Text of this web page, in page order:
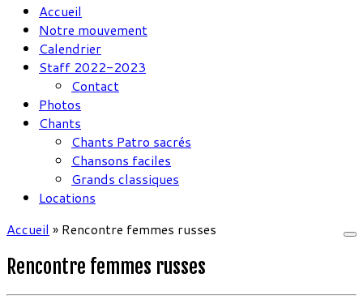
Accueil
Notre mouvement
Calendrier
Staff 2022-2023
Contact
Photos
Chants
Chants Patro sacrés
Chansons faciles
Grands classiques
Locations
Accueil » Rencontre femmes russes
Rencontre femmes russes